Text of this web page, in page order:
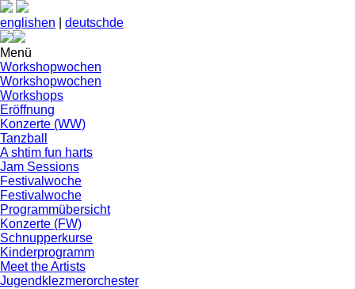
englishen deutschde
Menü
Workshopwochen
Workshopwochen
Workshops
Eröffnung
Konzerte (WW)
Tanzball
A shtim fun harts
Jam Sessions
Festivalwoche
Festivalwoche
Programmübersicht
Konzerte (FW)
Schnupperkurse
Kinderprogramm
Meet the Artists
Jugendklezmerorchester